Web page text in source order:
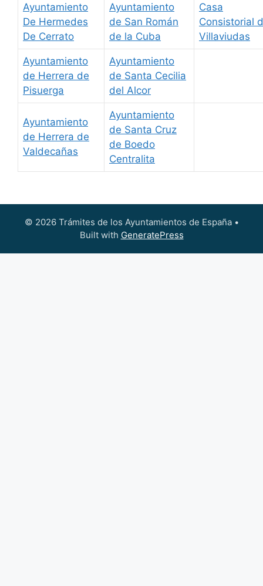
Ayuntamiento
De Hermedes
De Cerrato
Ayuntamiento
de San Román
de la Cuba
Casa
Consistorial
Villaviudas
Ayuntamiento
de Herrera de
Pisuerga
Ayuntamiento
de Santa Cecilia
del Alcor
Ayuntamiento
de Herrera de
Valdecañas
Ayuntamiento
de Santa Cruz
de Boedo
Centralita
© 2026 Trámites de los Ayuntamientos de España•
Built with GeneratePress